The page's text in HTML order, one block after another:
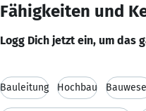
Fähigkeiten und
Logg Dich jetzt ein, um das
Bauleitung Hochbau